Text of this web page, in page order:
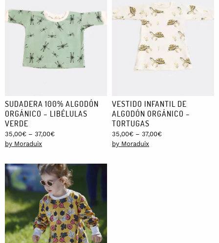
SUDADERA 100% ALGODÓN
ORGÁNICO – LIBÉLULAS
VERDE
35,00€ – 37,00€Price
through
37,00€
by Moraduix
VESTIDO INFANTIL DE
ALGODÓN ORGÁNICO –
TORTUGAS
35,00€ – 37,00€Price
by Moraduix